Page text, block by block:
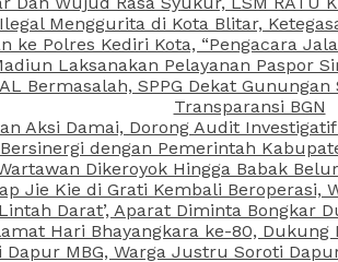
Menggurita di Kota Blitar,
ke Polres Kediri Kota, “Pengacara
Laksanakan Pelayanan Paspor
Bermasalah, SPPG Dekat
Transparansi BGN
Aksi Damai, Dorong Audit
dengan Pemerintah
Dikeroyok Hingga Babak
Jie Kie di Grati Kembali Beroperasi,
Darat’, Aparat Diminta Bongkar
Hari Bhayangkara ke-80,
MBG, Warga Justru Soroti